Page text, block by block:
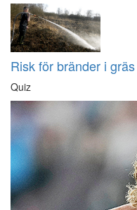
Risk för bränder i gräs
Quiz